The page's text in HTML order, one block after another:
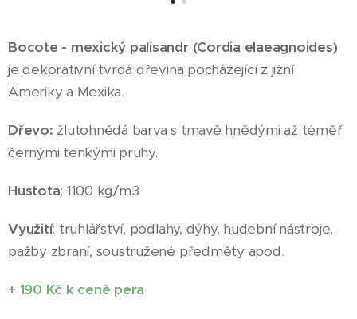
Bocote - mexický palisandr (Cordia elaeagnoides)
je dekorativní tvrdá dřevina pocházející z jižní
Ameriky a Mexika.
Dřevo: žlutohnědá barva s tmavě hnědými až téměř
černými tenkými pruhy.
Hustota: 1100 kg/m3
Využití: truhlářství, podlahy, dýhy, hudební nástroje,
pažby zbraní, soustružené předměty apod.
+ 190 Kč k ceně pera